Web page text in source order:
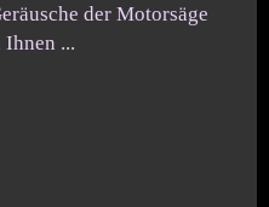
der Motorsäge
...